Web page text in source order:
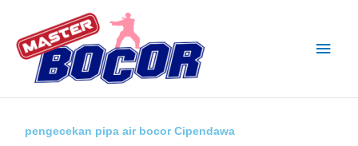
content
pengecekan pipa air bocor Cipendawa